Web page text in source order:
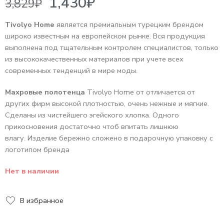
Tivolyo Home является премиальным турецким брендом
широко известным на европейском рынке. Вся продукция
выполнена под тщательным контролем специалистов, только
из высококачественных материалов при учете всех
современных тенденций в мире моды.
Махровые полотенца Tivolyo Home от отличается от
других фирм высокой плотностью, очень нежные и мягкие.
Сделаны из чистейшего эгейского хлопка. Одного
прикосновения достаточно чтоб впитать лишнюю
влагу. Изделие бережно сложено в подарочную упаковку с
логотипом бренда
Нет в наличии
В избранное